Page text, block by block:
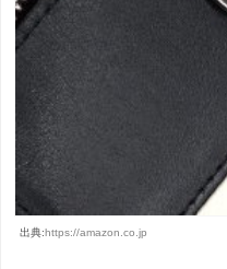
出典:https://amazon.co.jp